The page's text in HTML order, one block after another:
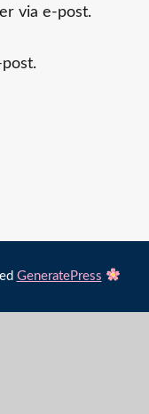
via e-post.
GeneratePress